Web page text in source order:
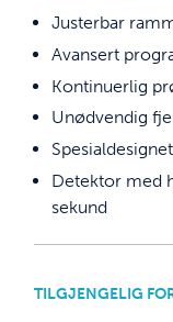
Justerbar
Avansert
Kontinuerlig
Unødvendig
Detektor med
sekund
TILGJENGELIG